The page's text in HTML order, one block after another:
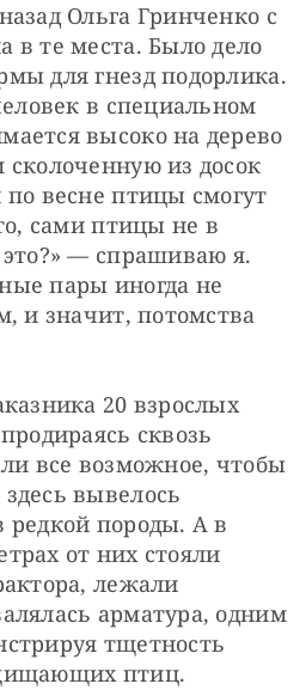
Ольга Гринченко с
в те места. Было дело
для гнезд подорлика.
в специальном
высоко на дерево
из досок
весне птицы смогут
сами птицы не в
это?» — спрашиваю я.
пары иногда не
и значит, потомства
20 взрослых
сквозь
все возможное, чтобы
вывелось
редкой породы. А в
от них стояли
лежали
арматура, одним
тщетность
птиц.